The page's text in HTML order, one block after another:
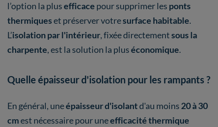
l’option la plusefficace pour supprimer les ponts
thermiqueset préserver votresurface habitable.
L’isolation par l'intérieur, fixée directementsous la
charpente, est la solution la pluséconomique.
Quelle épaisseur d'isolation pour les rampants ?
En général, uneépaisseur d'isolantd'au moins20 à 30
cmest nécessaire pour uneefficacité thermique